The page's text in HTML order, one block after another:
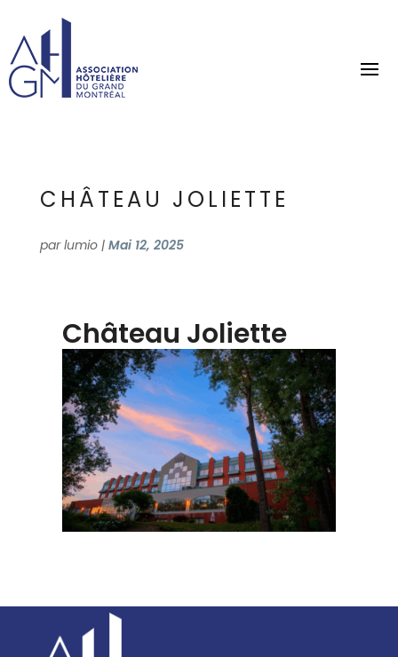
CHÂTEAU JOLIETTE
parlumio| Mai 12, 2025
Château Joliette